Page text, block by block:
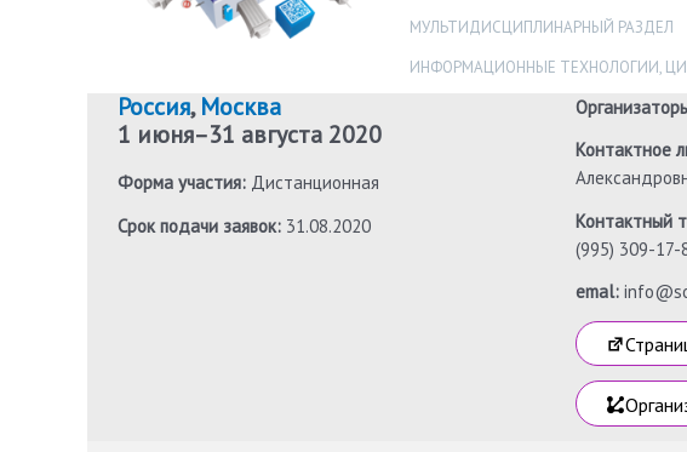
МУЛЬТИДИСЦИПЛИНАРНЫЙ РАЗДЕЛ
ИНФОРМАЦИОННЫЕ ТЕХНОЛОГИИ,
Россия,Москва
1 июня–31 августа 2020
Форма участия: Дистанционная
Срок подачи заявок: 31.08.2020
Контактное
Контактный
(995) 309-17-
emal: